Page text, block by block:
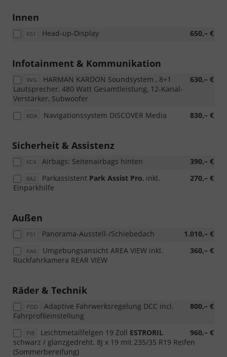
Innen
KS1 650,– €
Head-up-Display
Infotainment & Kommunikation
9VG 630,– €
HARMAN KARDON Soundsystem , 8+1
Lautsprecher, 480 Watt Gesamtleistung, 12-Kanal-
Verstärker, Subwoofer
RDA 830,– €
Navigationssystem DISCOVER Media
Sicherheit & Assistenz
6C4 390,– €
Airbags: Seitenairbags hinten
8A2 270,– €
Parkassistent Park Assist Pro, inkl.
Einparkhilfe
Außen
PS1 1.010,– €
Panorama-Ausstell-/Schiebedach
KA6 360,– €
Umgebungsansicht AREA VIEW inkl.
Rückfahrkamera REAR VIEW
Räder & Technik
PDD 800,– €
Adaptive Fahrwerksregelung DCC incl.
Fahrprofileinstellung
PI8 960,– €
Leichtmetallfelgen 19 Zoll ESTRORIL
schwarz / glanzgedreht. 8J x 19 mit 235/35 R19 Reifen
(Sommerbereifung)